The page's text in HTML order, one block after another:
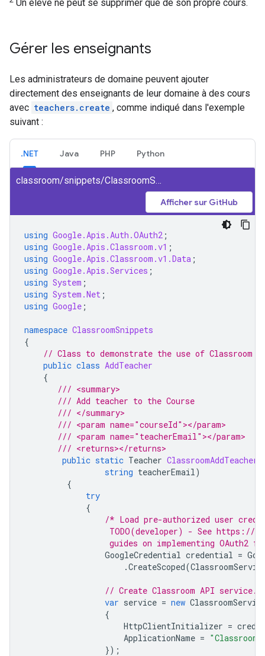
Un élève ne peut se supprimer que de son propre cours.
Gérer les enseignants
Les administrateurs de domaine peuvent ajouter
directement des enseignants de leur domaine à des cours
avec teachers.create , comme indiqué dans l'exemple
suivant :
.NET Java PHP Python
classroom/snippets/ClassroomSnippets/AddTeacher.cs
Afficher sur GitHub
using Google.Apis.Auth.OAuth2 ;
using Google.Apis.Classroom.v1 ;
using Google.Apis.Classroom.v1.Data ;
using Google.Apis.Services ;
using System ;
using System.Net ;
using Google ;
namespace ClassroomSnippets
{
// Class to demonstrate the use of Classroom
public class AddTeacher
{
/// <summary>
/// Add teacher to the Course
/// </summary>
/// <param name="courseId"></param>
/// <param name="teacherEmail"></param>
/// <returns></returns>
public static Teacher ClassroomAddTeacher
string teacherEmail )
{
try
{
/* Load pre-authorized user
TODO(developer) - See https://
guides on implementing OAuth2
GoogleCredential credential =
.CreateScoped(
// Create Classroom API service.
var service = new
{
HttpClientInitializer =
ApplicationName = "Classroom
});